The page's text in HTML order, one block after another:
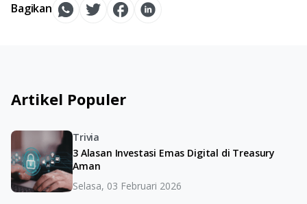
Bagikan
Artikel Populer
Trivia
3 Alasan Investasi Emas Digital di Treasury
Aman
Selasa, 03 Februari 2026